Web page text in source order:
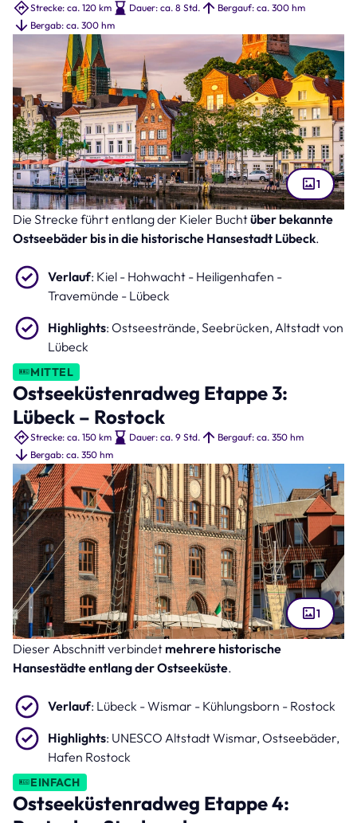
Strecke: ca. 120 km Dauer: ca. 8 Std.
Bergauf: ca. 300 hm
Bergab: ca. 300 hm
Altstadt Lübeck (Bild: Mapics – stock.adobe.com )
1
Die Strecke führt entlang der Kieler Buchtüber bekannte
Ostseebäder bis in die historische Hansestadt Lübeck.
Verlauf: Kiel - Hohwacht - Heiligenhafen -
Travemünde - Lübeck
Highlights: Ostseestrände, Seebrücken, Altstadt von
Lübeck
MITTEL
Ostseeküstenradweg Etappe 3:
Lübeck – Rostock
Strecke: ca. 150 km Dauer: ca. 9 Std.
Bergauf: ca. 350 hm
Bergab: ca. 350 hm
Wismar Hafen mit Altstadt (Bild: Frozen Action – stock.adobe.com )
1
Dieser Abschnitt verbindet mehrere historische
Hansestädte entlang der Ostseeküste.
Verlauf: Lübeck - Wismar - Kühlungsborn - Rostock
Highlights: UNESCO Altstadt Wismar, Ostseebäder,
Hafen Rostock
EINFACH
Ostseeküstenradweg Etappe 4: